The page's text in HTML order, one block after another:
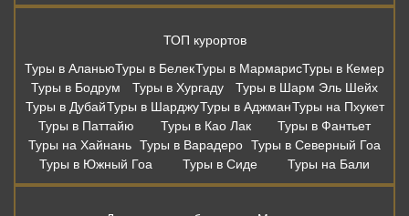
ТОП курортов
Туры в АланьюТуры в БелекТуры в МармарисТуры в Кемер
Туры в Бодрум
Туры в Хургаду
Туры в Шарм Эль Шейх
Туры в ДубайТуры в ШарджуТуры в АджманТуры на Пхукет
Туры в Паттайю
Туры в Као Лак
Туры в Фантьет
Туры на Хайнань Туры в Варадеро Туры в Северный Гоа
Туры в Южный Гоа
Туры в Сиде Туры на Бали